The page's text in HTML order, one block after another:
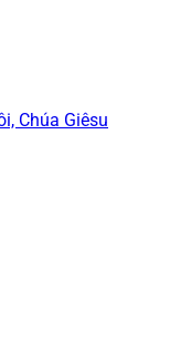
Chúa Giêsu